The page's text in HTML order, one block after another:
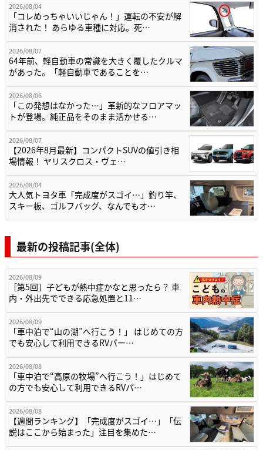
2026/08/04
「コレめっちゃいいじゃん！」運転の不安が解
消された！ あらゆる車種に対応。死…
2026/08/07
64年前、軽自動車の常識を大きく覆したクルマ
があった。「軽自動車であることを…
2026/08/06
「この発想はなかった…」革新的なフロアマッ
トが登場。純正品をそのまま活かせる…
2026/08/07
【2026年8月最新】コンパクトSUVの値引き相
場情報！ ヤリスクロス・ヴェ…
2026/08/04
大人気トヨタ車「完成度がスゴイ…」釣り竿、
スキー板、ゴルフバッグ、なんでもオ…
最新の投稿記事(全体)
2026/08/09
［第5回］子どもが熱中症かなと思ったら？ 車
内・外出先でできる応急処置と11…
2026/08/09
「車中泊で“山の湖”へ行こう！」 はじめての方
でも安心して利用できるRVパー…
2026/08/08
「車中泊で“高原の牧場”へ行こう！」はじめて
の方でも安心して利用できるRVパ…
2026/08/08
【週間ランキング】「完成度がスゴイ…」「伝
説はここから始まった」注目を集めた…